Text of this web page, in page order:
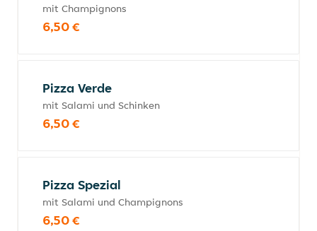
mit Champignons
6,50 €
Pizza Verde
mit Salami und Schinken
6,50 €
Pizza Spezial
mit Salami und Champignons
6,50 €